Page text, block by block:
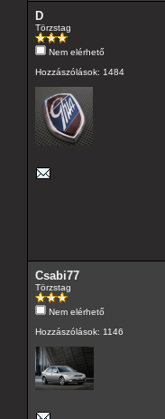
D
Törzstag
Nem elérhető
Hozzászólások: 1484
Csabi77
Törzstag
Nem elérhető
Hozzászólások: 1146